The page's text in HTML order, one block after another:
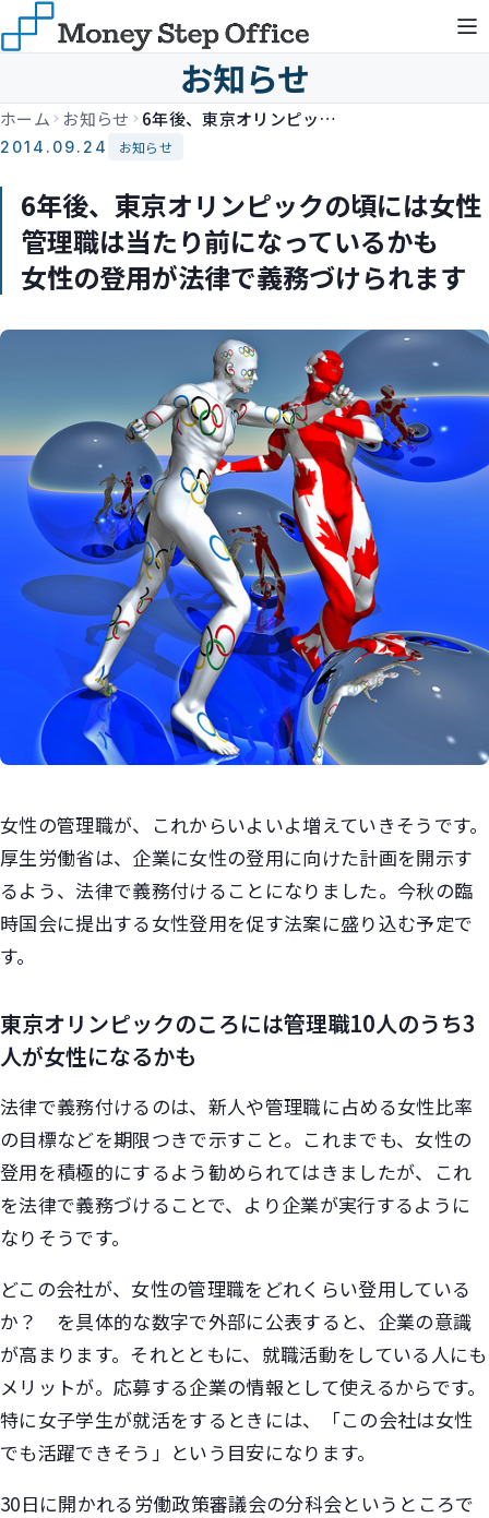
お知らせ
ホーム お知らせ 6年後、東京オリンピックの頃には女性管理職は当たり前になっているかも 女性の登用が法律で義務づけられます
2014.09.24 お知らせ
6年後、東京オリンピックの頃には女性
管理職は当たり前になっているかも
女性の登用が法律で義務づけられます
女性の管理職が、これからいよいよ増えていきそうです。
厚生労働省は、企業に女性の登用に向けた計画を開示す
るよう、法律で義務付けることになりました。今秋の臨
時国会に提出する女性登用を促す法案に盛り込む予定で
す。
東京オリンピックのころには管理職10人のうち3
人が女性になるかも
法律で義務付けるのは、新人や管理職に占める女性比率
の目標などを期限つきで示すこと。これまでも、女性の
登用を積極的にするよう勧められてはきましたが、これ
を法律で義務づけることで、より企業が実行するように
なりそうです。
どこの会社が、女性の管理職をどれくらい登用している
か？ を具体的な数字で外部に公表すると、企業の意識
が高まります。それとともに、就職活動をしている人にも
メリットが。応募する企業の情報として使えるからです。
特に女子学生が就活をするときには、「この会社は女性
でも活躍できそう」という目安になります。
30日に開かれる労働政策審議会の分科会というところで